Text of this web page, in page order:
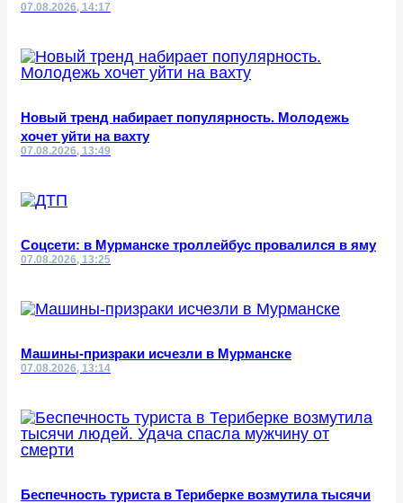
07.08.2026, 14:17
Новый тренд набирает популярность. Молодежь
хочет уйти на вахту
07.08.2026, 13:49
Соцсети: в Мурманске троллейбус провалился в яму
07.08.2026, 13:25
Машины-призраки исчезли в Мурманске
07.08.2026, 13:14
Беспечность туриста в Териберке возмутила тысячи